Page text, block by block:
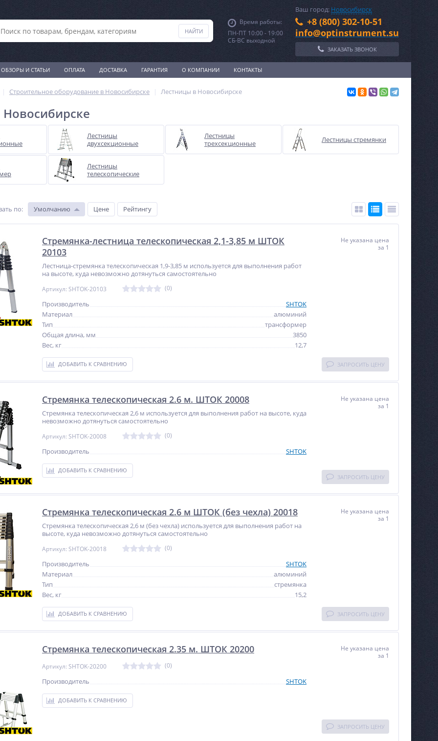
Время работы:
ПН-ПТ 10:00 - 19:00
СБ-ВС выходной
Ваш город: Новосибирск
+8 (800) 302-10-51
info@optinstrument.su
ЗАКАЗАТЬ ЗВОНОК
ОБЗОРЫ И СТАТЬИ ОПЛАТА ДОСТАВКА ГАРАНТИЯ О КОМПАНИИ КОНТАКТЫ
ХИТ
Сварочный полуавтомат
Циклон ПДГ-120
Не указана цена
пневматический прямого
Строительное оборудование в Новосибирске Лестницы в Новосибирске
Лестницы
двухсекционные
Лестницы
трехсекционные
Лестницы стремянки
Лестницы
телескопические
по: Умолчанию Цене Рейтингу
Стремянка-лестница телескопическая 2,1-3,85 м ШТОК
20103
Лестница-стремянка телескопическая 1,9-3,85 м используется для выполнения работ
на высоте, куда невозможно дотянуться самостоятельно
Артикул: SHTOK-20103 (0)
Производитель
SHTOK
Материал
алюминий
Тип
трансформер
Общая длина, мм
3850
Вес, кг
12,7
ДОБАВИТЬ К СРАВНЕНИЮ
Не указана цена
за 1
ЗАПРОСИТЬ ЦЕНУ
Стремянка телескопическая 2.6 м. ШТОК 20008
Стремянка телескопическая 2,6 м используется для выполнения работ на высоте, куда
невозможно дотянуться самостоятельно
Артикул: SHTOK-20008 (0)
Производитель SHTOK
ДОБАВИТЬ К СРАВНЕНИЮ
Не указана цена
за 1
ЗАПРОСИТЬ ЦЕНУ
Стремянка телескопическая 2.6 м ШТОК (без чехла) 20018
Стремянка телескопическая 2,6 м (без чехла) используется для выполнения работ на
высоте, куда невозможно дотянуться самостоятельно
Артикул: SHTOK-20018 (0)
Производитель
SHTOK
Материал
алюминий
Тип
стремянка
Вес, кг
15,2
ДОБАВИТЬ К СРАВНЕНИЮ
Не указана цена
за 1
ЗАПРОСИТЬ ЦЕНУ
Стремянка телескопическая 2.35 м. ШТОК 20200
Артикул: SHTOK-20200 (0)
Производитель SHTOK
ДОБАВИТЬ К СРАВНЕНИЮ
Не указана цена
за 1
ЗАПРОСИТЬ ЦЕНУ